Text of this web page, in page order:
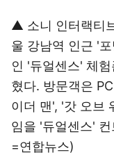
▲ 소니 인터랙티
울 강남역 인근 '
인 '듀얼센스' 체
혔다. 방문객은
이더 맨', '갓 오브
임을 '듀얼센스'
=연합뉴스)